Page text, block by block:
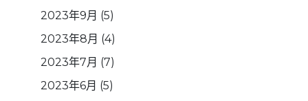
2023年9月 (5)
2023年8月 (4)
2023年7月 (7)
2023年6月 (5)